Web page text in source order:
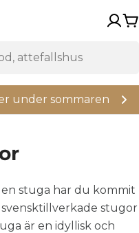
under sommaren
stuga har du kommit
stugor
är en idyllisk och